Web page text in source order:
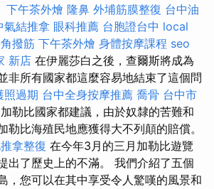
下午茶外燴 隆鼻 外埔筋膜整復 台中油
氣結推拿 眼科推薦 台胞證台中 local
撥筋 下午茶外燴 身體按摩課程 seo
新店 在伊麗莎白之後，查爾斯將成為
非所有國家都這麼容易地結束了這個問
照過期 台中全身按摩推薦 喬骨 台中市
勒比國家都建議，由於奴隸的苦難和
勒比海殖民地應獲得大不列顛的賠償。
拿整復 在今年3月的三月加勒比遊覽
出了歷史上的不滿。 我們介紹了五個
，您可以在其中享受令人驚嘆的風景和